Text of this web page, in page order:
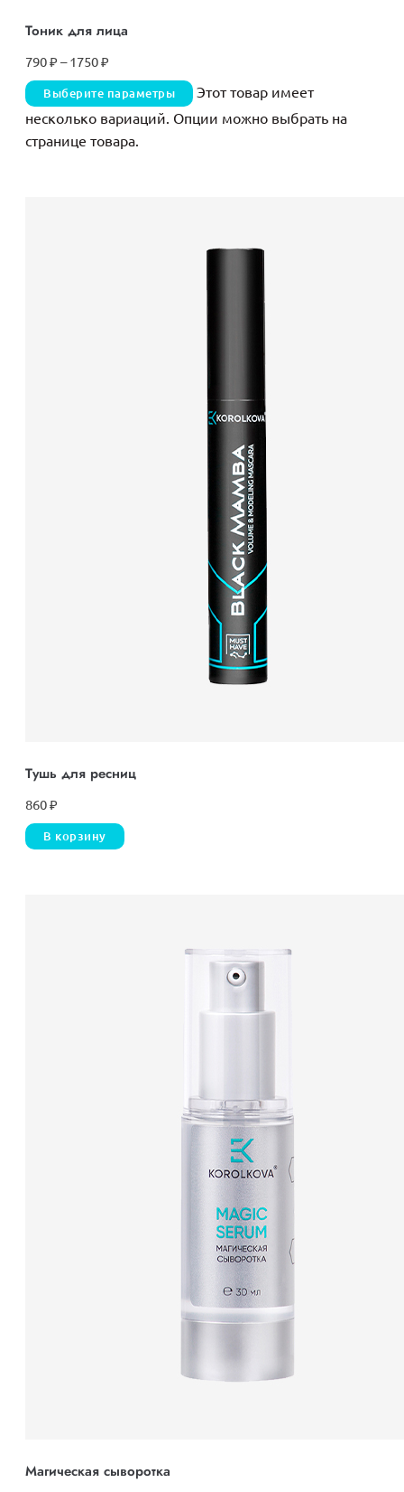
Тоник для лица
790₽ –1750₽
Выберите параметры
Этот товар имеет
несколько вариаций. Опции можно выбрать на
странице товара.
Тушь для ресниц
860₽
В корзину
Магическая сыворотка